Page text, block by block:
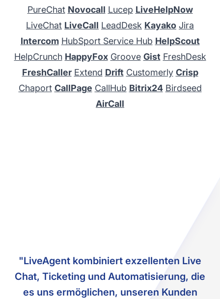
PureChat Novocall Lucep LiveHelpNow
LiveChat LiveCall LeadDesk Kayako Jira
Intercom HubSport Service Hub HelpScout
HelpCrunch HappyFox Groove Gist FreshDesk
FreshCaller Extend Drift Customerly Crisp
Chaport CallPage CallHub Bitrix24 Birdseed
AirCall
"LiveAgent kombiniert exzellenten Live
Chat, Ticketing und Automatisierung, die
es uns ermöglichen, unseren Kunden